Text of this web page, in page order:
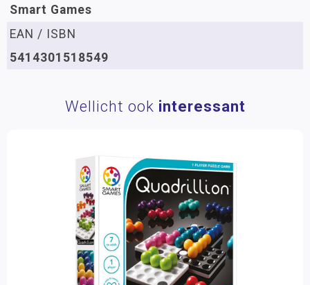
Smart Games
EAN / ISBN
5414301518549
Wellicht ook interessant